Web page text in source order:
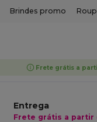
Brindes promo
Frete grátis a
Entrega
Frete grátis a partir